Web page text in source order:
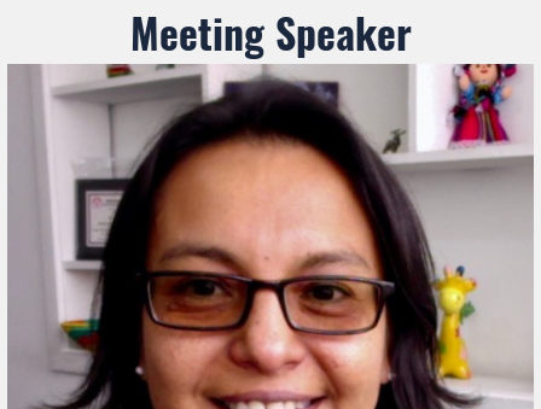
Meeting Speaker